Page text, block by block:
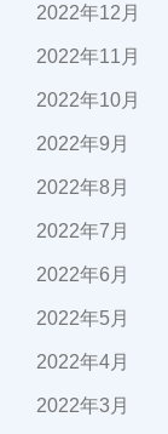
2022年12月
2022年11月
2022年10月
2022年9月
2022年8月
2022年7月
2022年6月
2022年5月
2022年4月
2022年3月